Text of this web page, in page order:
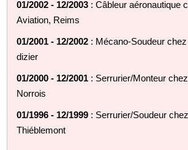
01/2002 - 12/2003 : Câbleur aéronautique
Aviation, Reims
01/2001 - 12/2002 : Mécano-Soudeur
dizier
01/2000 - 12/2001 : Serrurier/Monteur
Norrois
01/1996 - 12/1999 : Serrurier/Soudeur
Thiéblemont